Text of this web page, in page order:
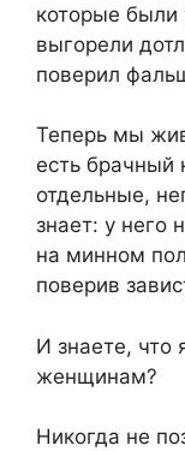
которые
выгорели
поверил
Теперь мы
есть брачный
отдельные,
знает: у него
на минном
поверив
И знаете, что
женщинам?
Никогда не